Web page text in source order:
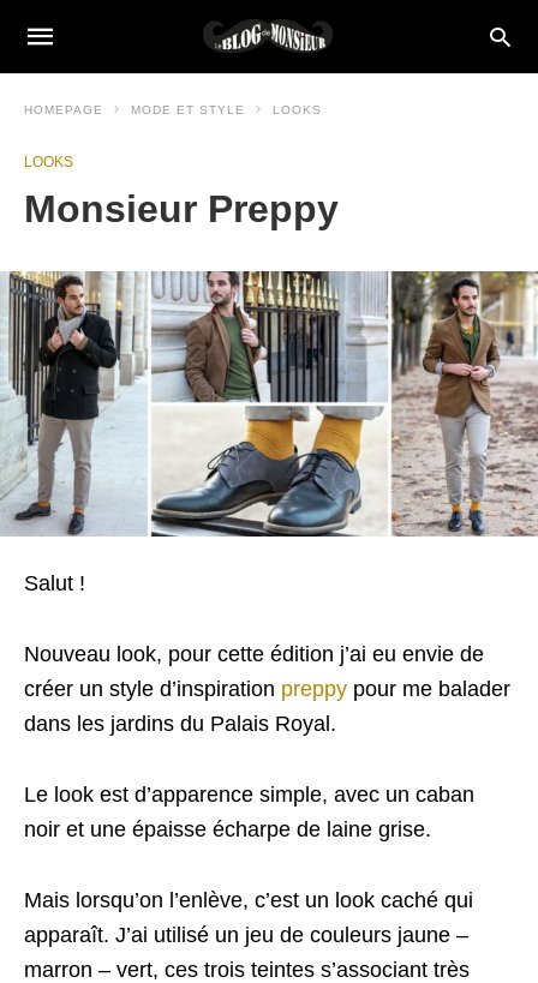
HOMEPAGE MODE ET STYLE LOOKS
LOOKS
Monsieur Preppy
Salut !
Nouveau look, pour cette édition j’ai eu envie de
créer un style d’inspiration preppy pour me balader
dans les jardins du Palais Royal.
Le look est d’apparence simple, avec un caban
noir et une épaisse écharpe de laine grise.
Mais lorsqu’on l’enlève, c’est un look caché qui
apparaît. J’ai utilisé un jeu de couleurs jaune –
marron – vert, ces trois teintes s’associant très